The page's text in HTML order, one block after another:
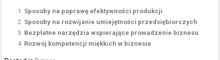
Sposoby na poprawę efektywności produkcji
Sposoby na rozwijanie umiejętności przedsiębiorczych
Bezpłatne narzędzia wspierające prowadzenie biznesu
Rozwój kompetencji miękkich w biznesie